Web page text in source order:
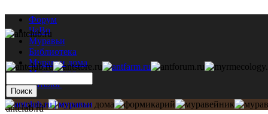
Форум
ЧаВо
Муравьи
Библиотека
Муравьи дома
Мастерская
Каталог
antclub.ru